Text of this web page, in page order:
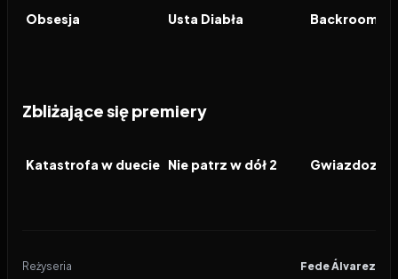
FILM
Obsesja FILM
Usta Diabła FILM
Zbliżające się premiery
FILM
Katastrofa w duecie FILM
Nie patrz w dół 2 FILM
Reżyseria Fede Álvarez